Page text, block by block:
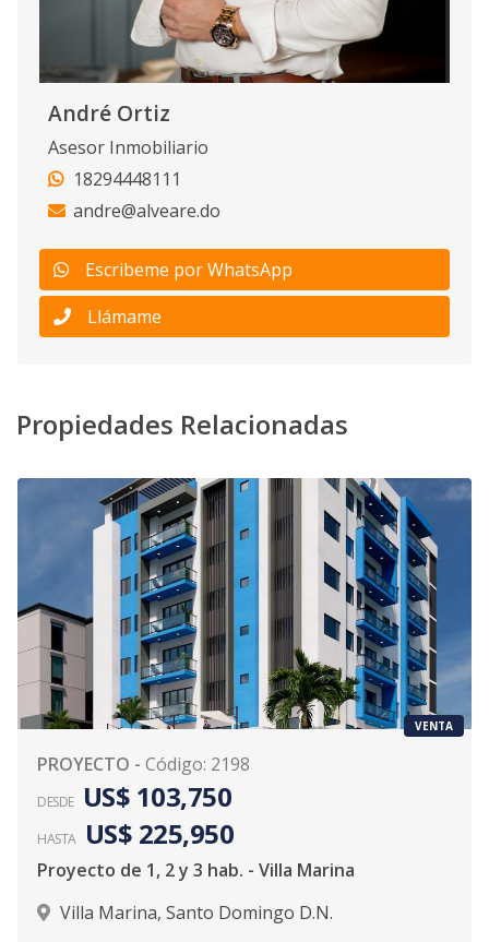
André Ortiz
Asesor Inmobiliario
18294448111
andre@alveare.do
Escribeme por WhatsApp
Llámame
Propiedades Relacionadas
VENTA
PROYECTO - Código: 2198
DESDE US$ 103,750
HASTA US$ 225,950
Proyecto de 1, 2 y 3 hab. - Villa Marina
Villa Marina, Santo Domingo D.N.